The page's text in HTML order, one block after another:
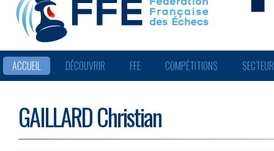
ACCUEIL DÉCOUVRIR FFE COMPÉTITIONS
GAILLARD Christian